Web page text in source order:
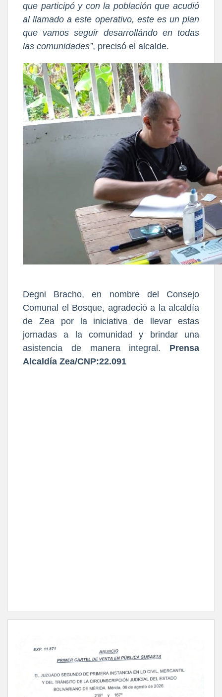
que participó y con la población que acudió
al llamado a este operativo, este es un plan
que vamos seguir desarrollándo en todas
las comunidades”, precisó el alcalde.
Degni Bracho, en nombre del Consejo
Comunal el Bosque, agradeció a la alcaldía
de Zea por la iniciativa de llevar estas
jornadas a la comunidad y brindar una
asistencia de manera integral. Prensa
Alcaldía Zea/CNP:22.091